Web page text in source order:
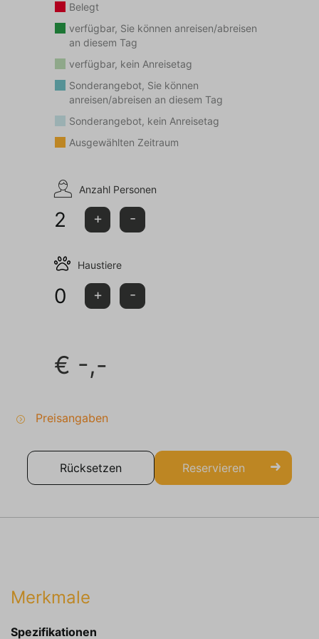
Steckdosen können zum Aufladen eines Fahrrads
genutzt werden. Auf dem allgemeinen Parkplatz vor
der Rezeption befinden sich zwei Ladestationen, an
denen Sie Ihr Elektroauto aufladen können.
Kommen Sie in die Veluwen und bleiben Sie im Haus
Sprielderbosch “De Goudvink”!
Jahren und/oder Gruppen vermietet!
Belegt
verfügbar, Sie können anreisen/abreisen
an diesem Tag
verfügbar, kein Anreisetag
Sonderangebot, Sie können
anreisen/abreisen an diesem Tag
Sonderangebot, kein Anreisetag
Ausgewählten Zeitraum
Anzahl Personen
2 + -
Haustiere
0 + -
€ -,-
Preisangaben
Rücksetzen Reservieren
Merkmale
Spezifikationen